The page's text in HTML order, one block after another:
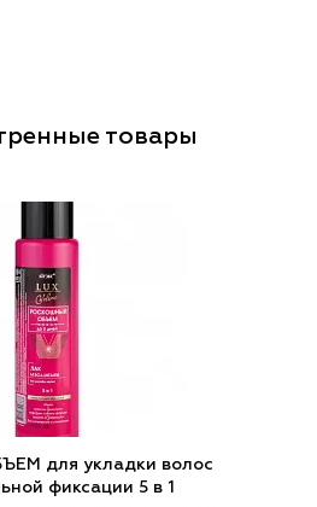
товары
для укладки волос
фиксации 5 в 1